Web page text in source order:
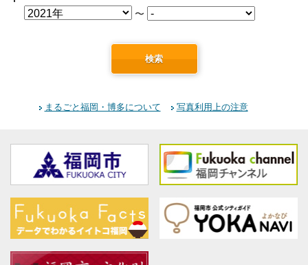
〜
検索
まるごと福岡・博多について 写真利用上の注意